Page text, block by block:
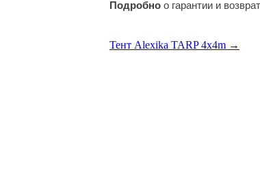
Подробно о гарантии и
Тент Alexika TARP 4x4m →